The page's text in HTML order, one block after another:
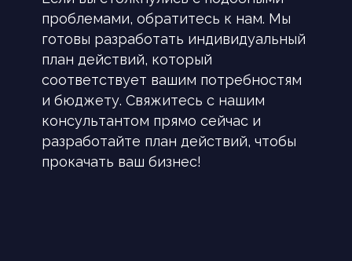
проблемами, обратитесь к нам. Мы
готовы разработать индивидуальный
план действий, который
соответствует вашим потребностям
и бюджету. Свяжитесь с нашим
консультантом прямо сейчас и
разработайте план действий, чтобы
прокачать ваш бизнес!
Получить решение